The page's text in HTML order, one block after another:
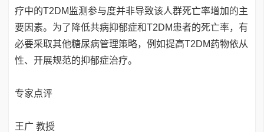
疗中的T2DM监测参与度并非导致该人群死亡率增加的主
要因素。为了降低共病抑郁症和T2DM患者的死亡率，有
必要采取其他糖尿病管理策略，例如提高T2DM药物依从
性、开展规范的抑郁症治疗。
专家点评
王广 教授